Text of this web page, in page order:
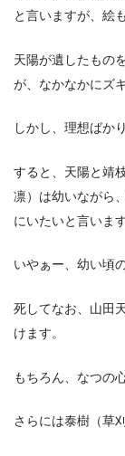
と言いますが、絵
天陽が遺したもの
が、なかなかにズ
しかし、理想ばか
すると、天陽と靖
凛）は幼いながら
にいたいと言います
いやぁー、幼い頃
死してなお、山田
けます。
もちろん、なつの
さらには泰樹（草